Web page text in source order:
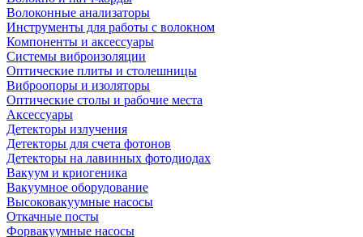
Волоконные анализаторы
Инструменты для работы с волокном
Компоненты и аксессуары
Системы виброизоляции
Оптические плиты и столешницы
Виброопоры и изоляторы
Оптические столы и рабочие места
Аксессуары
Детекторы излучения
Детекторы для счета фотонов
Детекторы на лавинных фотодиодах
Вакуум и криогеника
Вакуумное оборудование
Высоковакуумные насосы
Откачные посты
Форвакуумные насосы